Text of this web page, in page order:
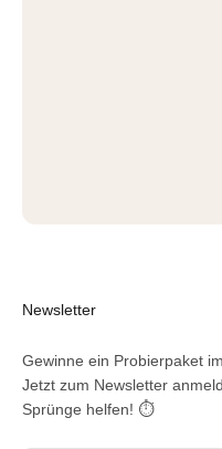
Newsletter
Gewinne ein Probierpaket
Jetzt zum Newsletter
Sprünge helfen! ⏱️